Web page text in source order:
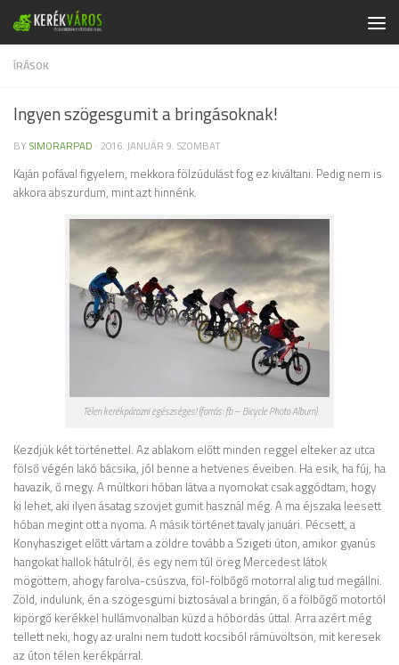
Skip to content
ÍRÁSOK
Ingyen szögesgumit a bringásoknak!
BY SIMORARPAD · 2016. JANUÁR 9. SZOMBAT
Kaján pofával figyelem, mekkora fölzúdulást fog ez kiváltani. Pedig nem is
akkora abszurdum, mint azt hinnénk.
Télen kerékpározni egészséges! (forrás: fb – Bicycle Photo Album)
Kezdjük két történettel. Az ablakom előtt minden reggel elteker az utca
fölső végén lakó bácsika, jól benne a hetvenes éveiben. Ha esik, ha fúj, ha
havazik, ő megy. A múltkori hóban látva a nyomokat csak aggódtam, hogy
ki lehet, aki ilyen ásatag szovjet gumit használ még. A ma éjszaka leesett
hóban megint ott a nyoma. A másik történet tavaly januári. Pécsett, a
Konyhasziget előtt vártam a zöldre tovább a Szigeti úton, amikor gyanús
hangokat hallok hátulról, és egy nem túl öreg Mercedest látok
mögöttem, ahogy farolva-csúszva, föl-fölbőgő motorral alig tud megállni.
Zöld, indulunk, én a szögesgumi biztosával a bringán, ő a fölbőgő motortól
kipörgő kerékkel hullámvonalban küzd a hóbordás úttal. Arra azért még
tellett neki, hogy az uralni nem tudott kocsiból rámüvöltsön, mit keresek
az úton télen kerékpárral.